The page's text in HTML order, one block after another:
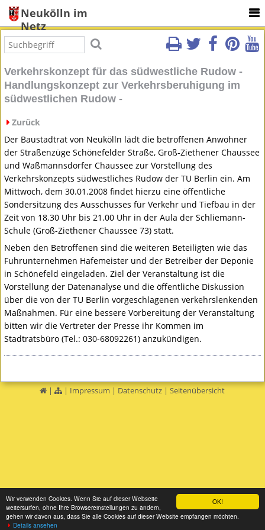
OK!
Wir verwenden Cookies. Wenn Sie auf dieser Webseite
weitersurfen, ohne Ihre Browsereinstellungen zu ändern,
gehen wir davon aus, dass Sie alle Cookies auf dieser Website empfangen möchten.
Details ansehen
Neukölln im
Netz
Verkehrskonzept für das südwestliche Rudow -
Handlungskonzept zur Verkehrsberuhigung im
südwestlichen Rudow -
Zurück
Der Baustadtrat von Neukölln lädt die betroffenen Anwohner
der Straßenzüge Schönefelder Straße, Groß-Ziethener Chaussee
und Waßmannsdorfer Chaussee zur Vorstellung des
Verkehrskonzepts südwestliches Rudow der TU Berlin ein. Am
Mittwoch, dem 30.01.2008 findet hierzu eine öffentliche
Sondersitzung des Ausschusses für Verkehr und Tiefbau in der
Zeit von 18.30 Uhr bis 21.00 Uhr in der Aula der Schliemann-
Schule (Groß-Ziethener Chaussee 73) statt.
Neben den Betroffenen sind die weiteren Beteiligten wie das
Fuhrunternehmen Hafemeister und der Betreiber der Deponie
in Schönefeld eingeladen. Ziel der Veranstaltung ist die
Vorstellung der Datenanalyse und die öffentliche Diskussion
über die von der TU Berlin vorgeschlagenen verkehrslenkenden
Maßnahmen. Für eine bessere Vorbereitung der Veranstaltung
bitten wir die Vertreter der Presse ihr Kommen im
Stadtratsbüro (Tel.: 030-68092261) anzukündigen.
| | Impressum | Datenschutz |Seitenübersicht